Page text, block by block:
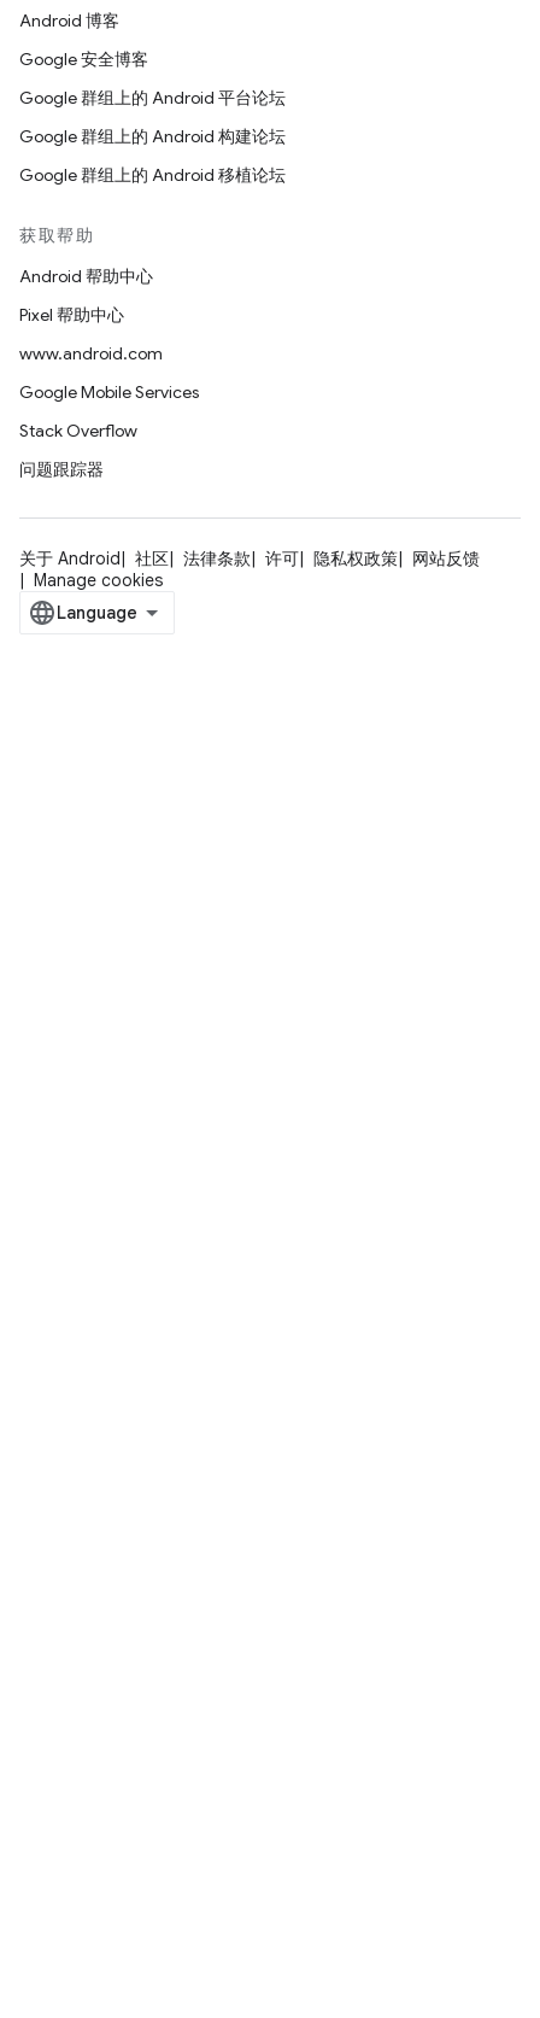
Android 博客
Google 安全博客
Google 群组上的 Android 平台论坛
Google 群组上的 Android 构建论坛
Google 群组上的 Android 移植论坛
获取帮助
Android 帮助中心
Pixel 帮助中心
www.android.com
Google Mobile Services
Stack Overflow
问题跟踪器
关于 Android 社区 法律条款 许可 隐私权政策
网站反馈
Manage cookies